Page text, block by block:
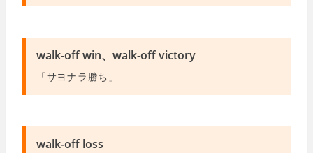
walk-off win、walk-off victory
「サヨナラ勝ち」
walk-off loss